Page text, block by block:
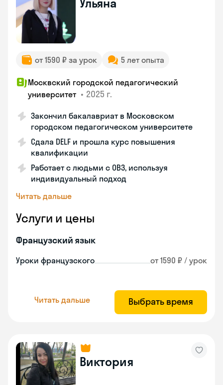
Ульяна
от 1590 ₽ за урок 5 лет опыта
Москвский городской педагогический
университет • 2025 г.
Закончил бакалавриат в Московском
городском педагогическом университете
Сдала DELF и прошла курс повышения
квалификации
Работает с людьми с ОВЗ, используя
индивидуальный подход
Читать дальше
Услуги и цены
Французский язык
Уроки французского от 1590 ₽ / урок
Читать дальше Выбрать время
Виктория